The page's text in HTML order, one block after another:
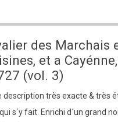
des Marchais
et a
(vol. 3)
description très exacte & très
s´y fait. Enrichi d´un grand